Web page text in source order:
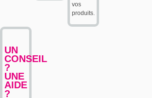
vos
produits.
UN
CONSEIL
?
UNE
AIDE
?